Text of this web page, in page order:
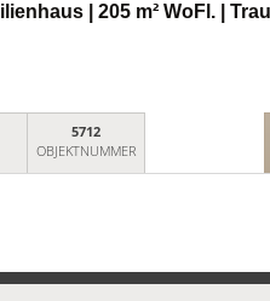
| 205 m² WoFl. |
5712
OBJEKTNUMMER